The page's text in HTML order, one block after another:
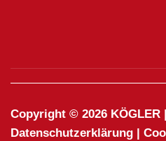
Copyright © 2026 KÖGLER
Datenschutzerklärung